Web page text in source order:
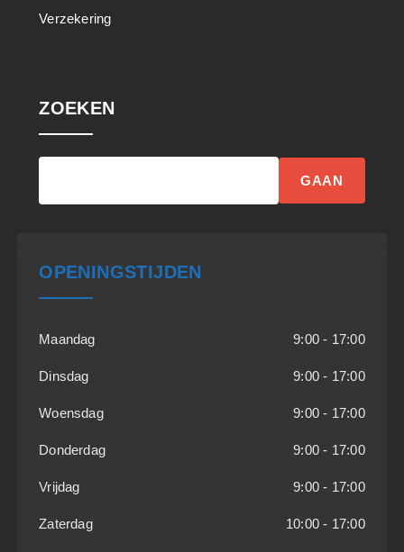
Verzekering
ZOEKEN
GAAN
OPENINGSTIJDEN
Maandag 9:00 - 17:00
Dinsdag 9:00 - 17:00
Woensdag 9:00 - 17:00
Donderdag 9:00 - 17:00
Vrijdag 9:00 - 17:00
Zaterdag 10:00 - 17:00